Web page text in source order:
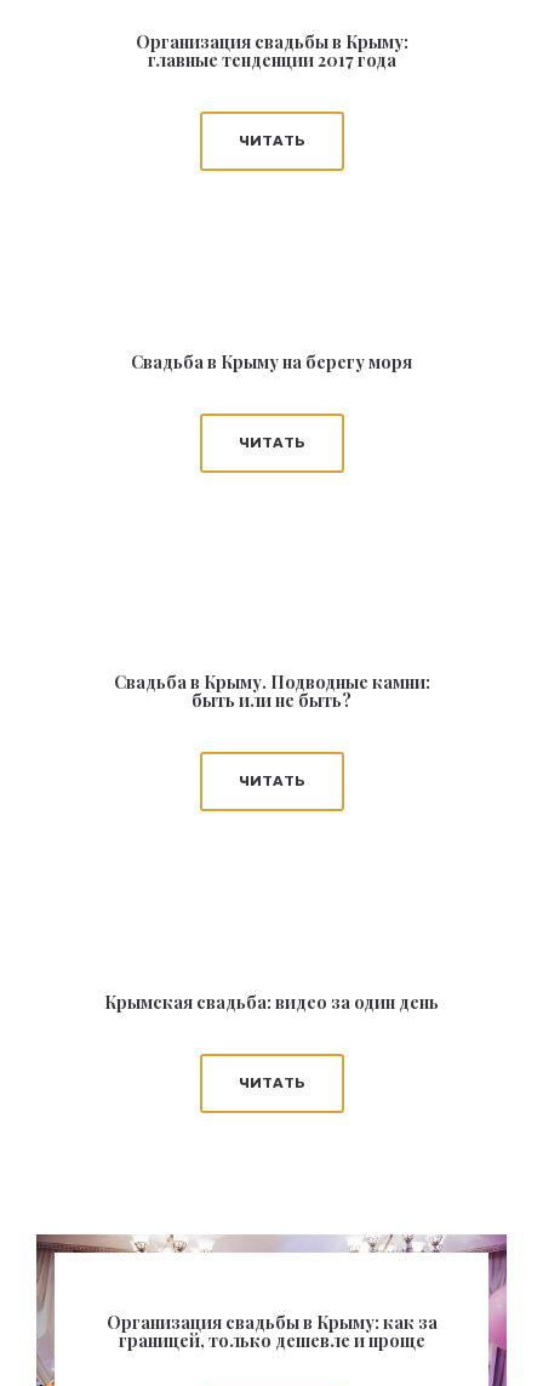
Организация свадьбы в Крыму:
главные тенденции 2017 года
ЧИТАТЬ
Свадьба в Крыму на берегу моря
ЧИТАТЬ
Свадьба в Крыму. Подводные камни:
быть или не быть?
ЧИТАТЬ
Крымская свадьба: видео за один день
ЧИТАТЬ
Организация свадьбы в Крыму: как за
границей, только дешевле и проще